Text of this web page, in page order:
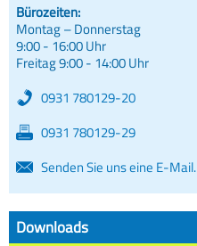
Bürozeiten:
Montag – Donnerstag
9:00 - 16:00 Uhr
Freitag 9:00 - 14:00 Uhr
0931 780129-20
0931 780129-29
Senden Sie uns eine E-Mail.
Downloads